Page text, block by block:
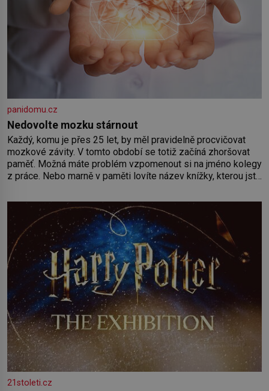
panidomu.cz
Nedovolte mozku stárnout
Každý, komu je přes 25 let, by měl pravidelně procvičovat
mozkové závity. V tomto období se totiž začíná zhoršovat
paměť. Možná máte problém vzpomenout si na jméno kolegy
z práce. Nebo marně v paměti lovíte název knížky, kterou jste
paměť rozhodla stávkovat. Cvičte
21stoleti.cz